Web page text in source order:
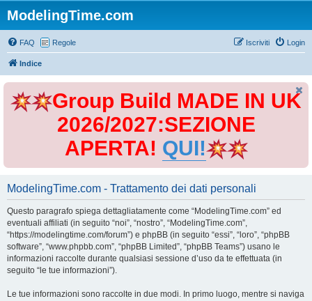
ModelingTime.com
FAQ Regole Login
Iscriviti
Indice
Group Build MADE IN UK
2026/2027:SEZIONE
APERTA! QUI!
ModelingTime.com - Trattamento dei dati personali
Questo paragrafo spiega dettagliatamente come “ModelingTime.com” ed
eventuali affiliati (in seguito “noi”, “nostro”, “ModelingTime.com”,
“https://modelingtime.com/forum”) e phpBB (in seguito “essi”, “loro”, “phpBB
software”, “www.phpbb.com”, “phpBB Limited”, “phpBB Teams”) usano le
informazioni raccolte durante qualsiasi sessione d’uso da te effettuata (in
seguito “le tue informazioni”).
Le tue informazioni sono raccolte in due modi. In primo luogo, mentre si naviga